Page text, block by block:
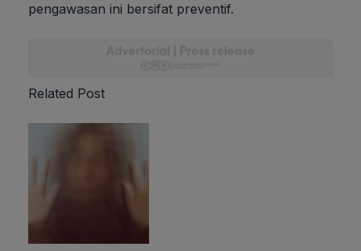
pengawasan ini bersifat preventif.
Related Post